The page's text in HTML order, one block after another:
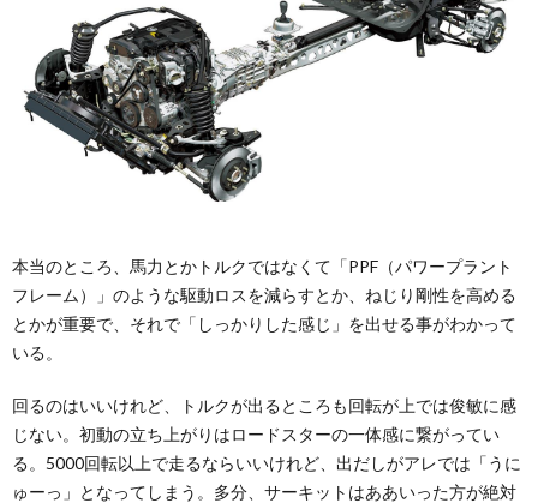
本当のところ、馬力とかトルクではなくて「PPF（パワープラント
フレーム）」のような駆動ロスを減らすとか、ねじり剛性を高める
とかが重要で、それで「しっかりした感じ」を出せる事がわかって
いる。
回るのはいいけれど、トルクが出るところも回転が上では俊敏に感
じない。初動の立ち上がりはロードスターの一体感に繋がってい
る。5000回転以上で走るならいいけれど、出だしがアレでは「うに
ゅーっ」となってしまう。多分、サーキットはああいった方が絶対